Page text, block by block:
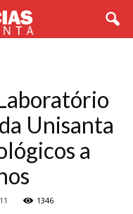
Unisanta
a
1346